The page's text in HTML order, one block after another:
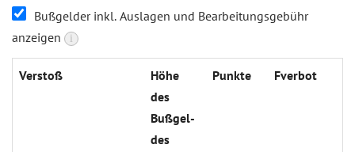
Bußgelder inkl. Auslagen und Bearbeitungsgebühr
anzeigen
i
Ver­stoß
Höh­e
des
Buß­gel­
des
Punk­te Fverbot